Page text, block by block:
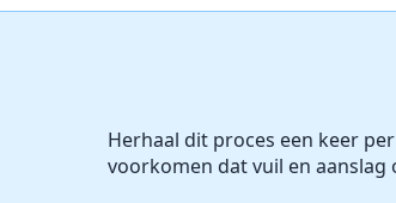
Herhaal dit proces een keer
voorkomen dat vuil en